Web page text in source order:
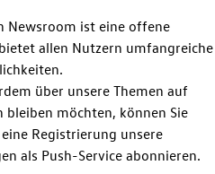
Newsroom ist eine offene
allen Nutzern umfangreiche
über unsere Themen auf
bleiben möchten, können Sie
Registrierung unsere
als Push-Service abonnieren.